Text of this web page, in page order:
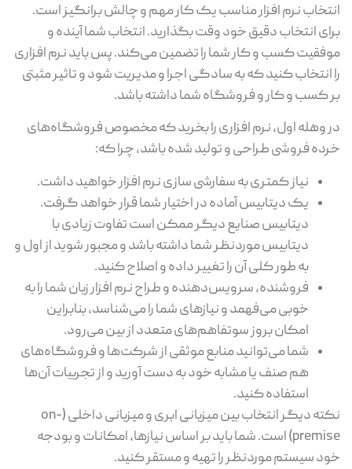
انتخاب نرم افزار مناسب یک کار مهم و چالش برانگیز است.
برای انتخاب دقیق خود وقت بگذارید. انتخاب شما آینده و
موفقیت کسب و کار شما را تضمین می‌کند. پس باید نرم افزاری
را انتخاب کنید که به سادگی اجرا و مدیریت شود و تاثیر مثبتی
بر کسب و کار و فروشگاه شما داشته باشد.
در وهله اول، نرم افزاری را بخرید که مخصوص فروشگاه‌های
خرده فروشی طراحی و تولید شده باشد، چرا که:
نیاز کمتری به سفارشی سازی نرم افزار خواهید داشت.
یک دیتابیس آماده در اختیار شما قرار خواهد گرفت.
دیتابیس صنایع دیگر ممکن است تفاوت زیادی با
دیتابیس موردنظر شما داشته باشد و مجبور شوید از اول و
به طور کلی آن را تغییر داده و اصلاح کنید.
فروشنده، سرویس‌دهنده و طراح نرم افزار زبان شما را به
خوبی می‌فهمد و نیازهای شما را می‌شناسد، بنابراین
امکان بروز سوتفاهم‌های متعدد از بین می‌رود.
شما می‌توانید منابع موثقی از شرکت‌ها و فروشگاه‌های
هم صنف یا مشابه خود به دست آورید و از تجربیات آن‌ها
استفاده کنید.
نکته دیگر انتخاب بین میزبانی ابری و میزبانی داخلی (on-
premise) است. شما باید بر اساس نیازها، امکانات و بودجه
خود سیستم موردنظر را تهیه و مستقر کنید.